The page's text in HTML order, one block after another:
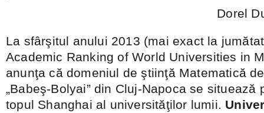
Dorel
La sfârşitul anului 2013 (mai exact la
Academic Ranking of World Universities in
anunţa că domeniul de ştiinţă Matematică
„Babeş-Bolyai” din Cluj-Napoca se situează
topul Shanghai al universităţilor lumii.